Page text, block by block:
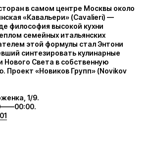
в самом центре Москвы около
«Кавальери» (Cavalieri) —
философия высокой кухни
семейных итальянских
этой формулы стал Энтони
синтезировать кулинарные
Нового Света в собственную
Проект «Новиков Групп» (Novikov
1/9.